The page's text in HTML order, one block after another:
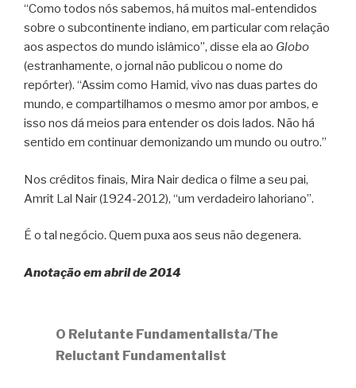
“Como todos nós sabemos, há muitos mal-entendidos
sobre o subcontinente indiano, em particular com relação
aos aspectos do mundo islâmico”, disse ela ao Globo
(estranhamente, o jornal não publicou o nome do
repórter). “Assim como Hamid, vivo nas duas partes do
mundo, e compartilhamos o mesmo amor por ambos, e
isso nos dá meios para entender os dois lados. Não há
sentido em continuar demonizando um mundo ou outro.”
Nos créditos finais, Mira Nair dedica o filme a seu pai,
Amrit Lal Nair (1924-2012), “um verdadeiro lahoriano”.
É o tal negócio. Quem puxa aos seus não degenera.
Anotação em abril de 2014
O Relutante Fundamentalista/The
Reluctant Fundamentalist